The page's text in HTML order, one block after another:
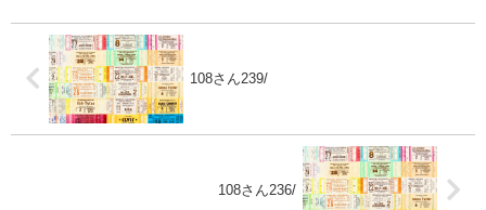
108さん239/
108さん236/